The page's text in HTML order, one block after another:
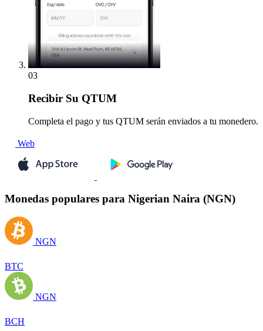
03
Recibir Su QTUM
Completa el pago y tus QTUM serán enviados a tu monedero.
Web
Monedas populares para Nigerian Naira (NGN)
NGN
BTC
NGN
BCH